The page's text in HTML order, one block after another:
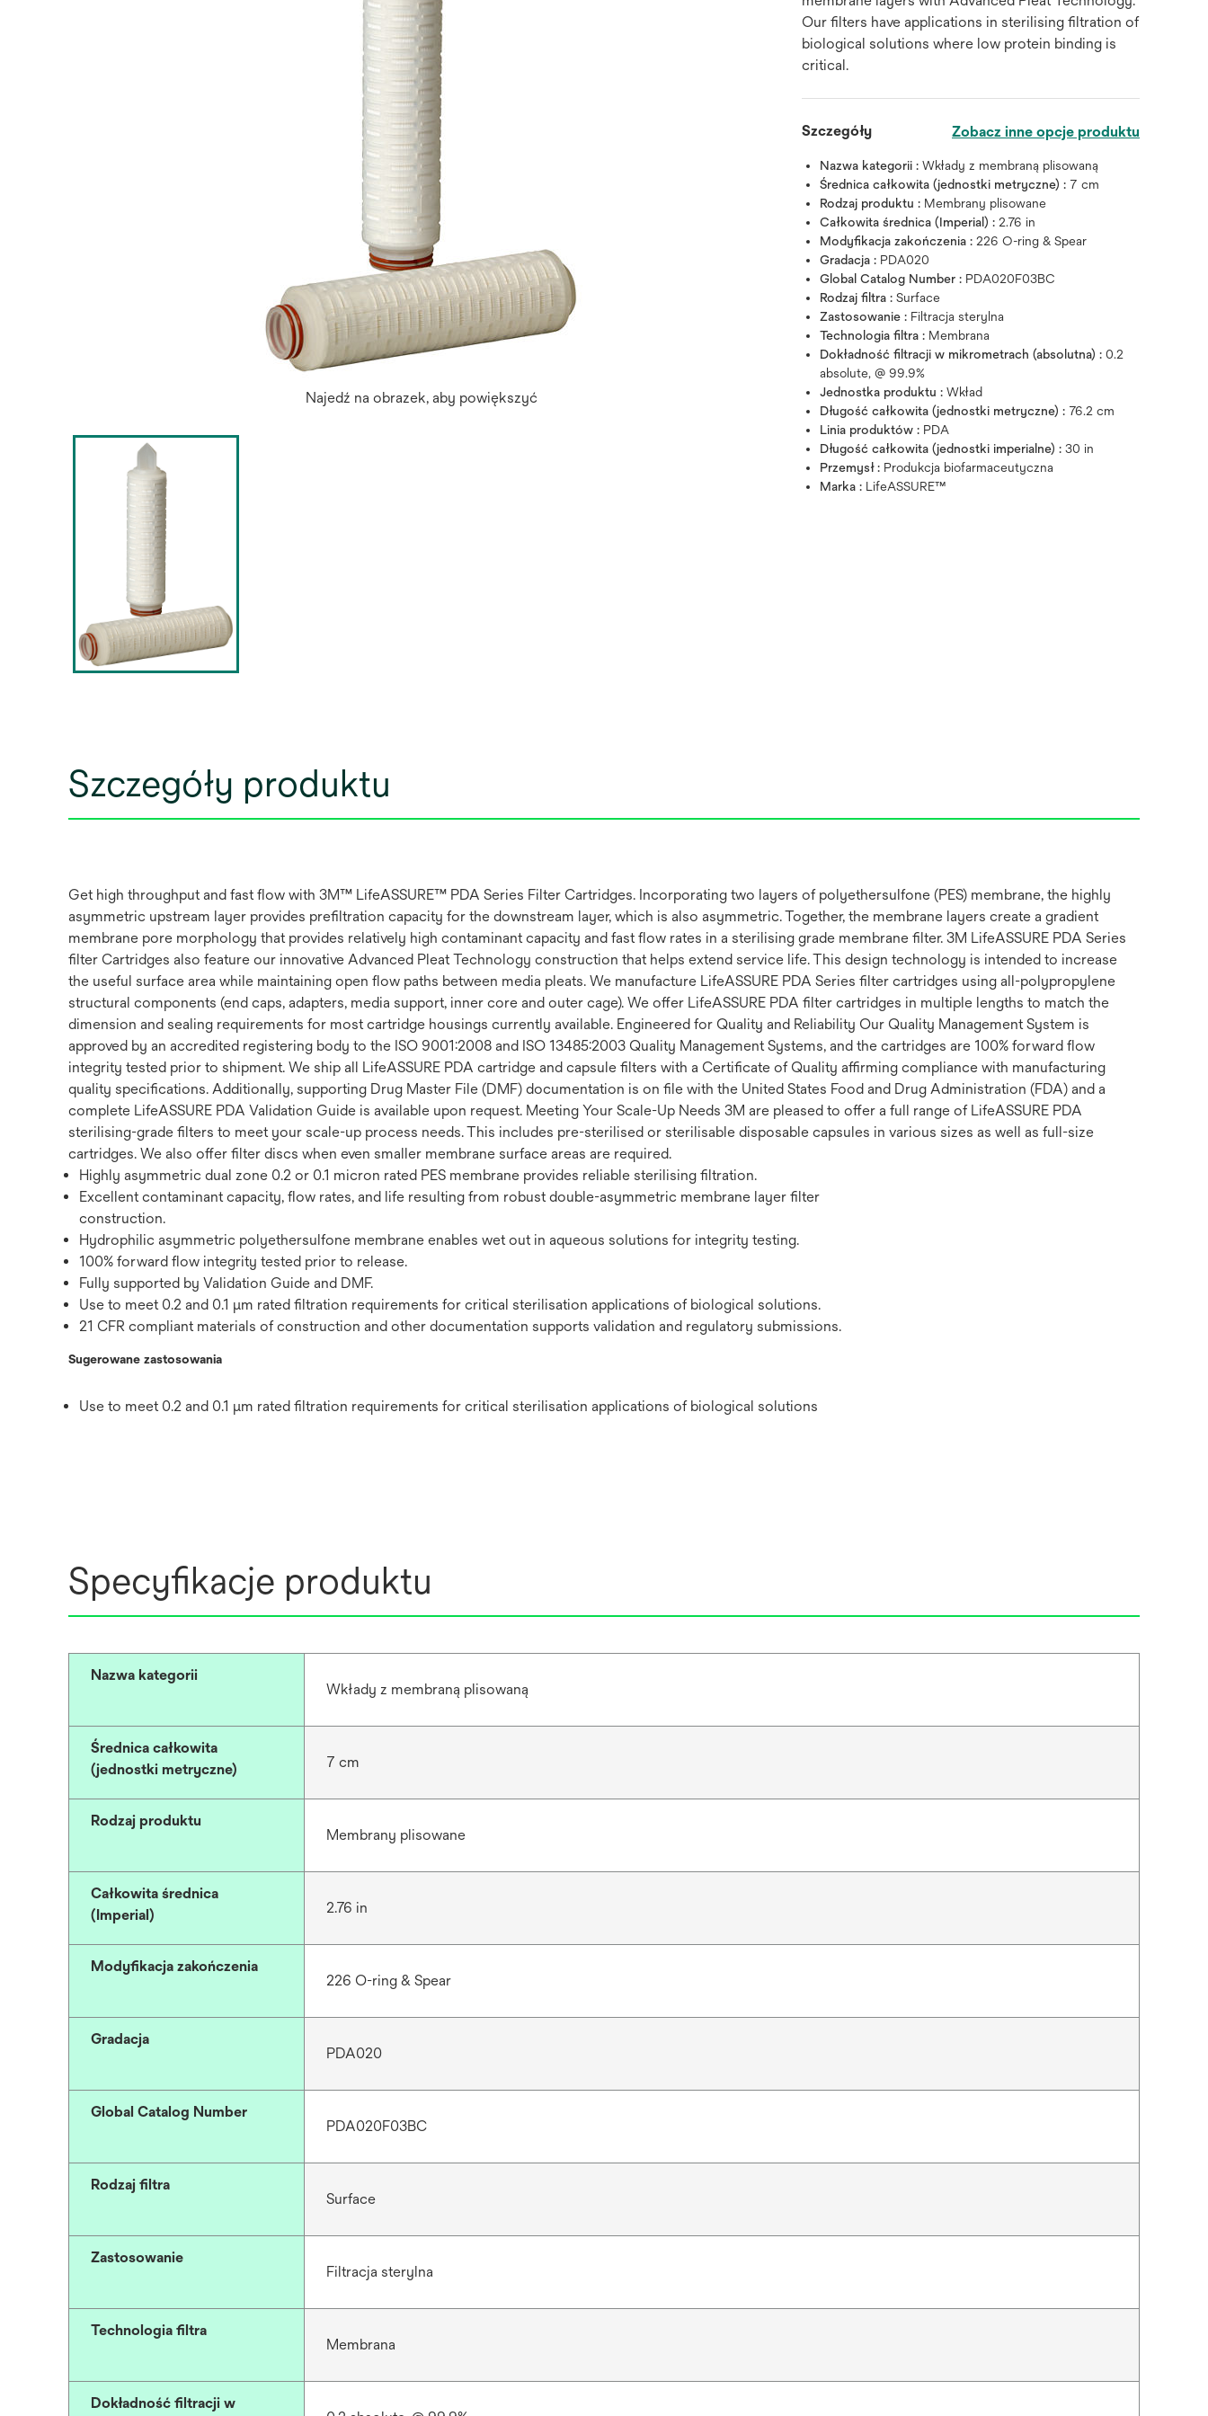
Najedź na obrazek, aby powiększyć
Our filters have applications in sterilising filtration of
biological solutions where low protein binding is
critical.
Szczegóły Zobacz inne opcje produktu
Nazwa kategorii :Wkłady z membraną plisowaną
Średnica całkowita (jednostki metryczne) : 7 cm
Rodzaj produktu : Membrany plisowane
Całkowita średnica (Imperial) :2.76 in
Modyfikacja zakończenia :226 O-ring & Spear
Gradacja : PDA020
Global Catalog Number : PDA020F03BC
Rodzaj filtra :Surface
Zastosowanie : Filtracja sterylna
Technologia filtra : Membrana
Dokładność filtracji w mikrometrach (absolutna) :0.2
absolute, @ 99.9%
Jednostka produktu :Wkład
Długość całkowita (jednostki metryczne) : 76.2 cm
Linia produktów : PDA
Długość całkowita (jednostki imperialne) :30 in
Przemysł : Produkcja biofarmaceutyczna
Marka : LifeASSURE™
Szczegóły produktu
Get high throughput and fast flow with 3M™ LifeASSURE™ PDA Series Filter Cartridges. Incorporating two layers of polyethersulfone (PES) membrane, the highly
asymmetric upstream layer provides prefiltration capacity for the downstream layer, which is also asymmetric. Together, the membrane layers create a gradient
membrane pore morphology that provides relatively high contaminant capacity and fast flow rates in a sterilising grade membrane filter. 3M LifeASSURE PDA Series
filter Cartridges also feature our innovative Advanced Pleat Technology construction that helps extend service life. This design technology is intended to increase
the useful surface area while maintaining open flow paths between media pleats. We manufacture LifeASSURE PDA Series filter cartridges using all-polypropylene
structural components (end caps, adapters, media support, inner core and outer cage). We offer LifeASSURE PDA filter cartridges in multiple lengths to match the
dimension and sealing requirements for most cartridge housings currently available. Engineered for Quality and Reliability Our Quality Management System is
approved by an accredited registering body to the ISO 9001:2008 and ISO 13485:2003 Quality Management Systems, and the cartridges are 100% forward flow
integrity tested prior to shipment. We ship all LifeASSURE PDA cartridge and capsule filters with a Certificate of Quality affirming compliance with manufacturing
quality specifications. Additionally, supporting Drug Master File (DMF) documentation is on file with the United States Food and Drug Administration (FDA) and a
complete LifeASSURE PDA Validation Guide is available upon request. Meeting Your Scale-Up Needs 3M are pleased to offer a full range of LifeASSURE PDA
sterilising-grade filters to meet your scale-up process needs. This includes pre-sterilised or sterilisable disposable capsules in various sizes as well as full-size
cartridges. We also offer filter discs when even smaller membrane surface areas are required.
Highly asymmetric dual zone 0.2 or 0.1 micron rated PES membrane provides reliable sterilising filtration.
Excellent contaminant capacity, flow rates, and life resulting from robust double-asymmetric membrane layer filter
construction.
Hydrophilic asymmetric polyethersulfone membrane enables wet out in aqueous solutions for integrity testing.
100% forward flow integrity tested prior to release.
Fully supported by Validation Guide and DMF.
Use to meet 0.2 and 0.1 μm rated filtration requirements for critical sterilisation applications of biological solutions.
21 CFR compliant materials of construction and other documentation supports validation and regulatory submissions.
Sugerowane zastosowania
Use to meet 0.2 and 0.1 μm rated filtration requirements for critical sterilisation applications of biological solutions
Specyfikacje produktu
Nazwa kategorii
Wkłady z membraną plisowaną
Średnica całkowita
(jednostki metryczne)
7 cm
Rodzaj produktu
Membrany plisowane
Całkowita średnica
(Imperial)
2.76 in
Modyfikacja zakończenia
226 O-ring & Spear
Gradacja
PDA020
Global Catalog Number
PDA020F03BC
Rodzaj filtra
Surface
Zastosowanie
Filtracja sterylna
Technologia filtra
Membrana
Dokładność filtracji w